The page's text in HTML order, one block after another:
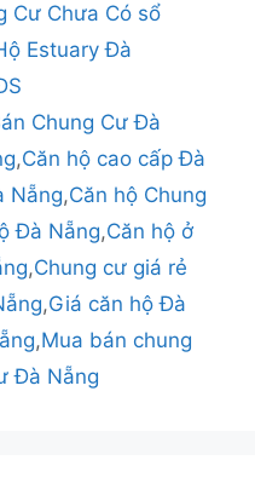
Cư Chưa Có sổ
Estuary Đà
Chung Cư Đà
,Căn hộ cao cấp Đà
Nẵng,Căn hộ Chung
Đà Nẵng,Căn hộ ở
,Chung cư giá rẻ
,Giá căn hộ Đà
,Mua bán chung
Đà Nẵng